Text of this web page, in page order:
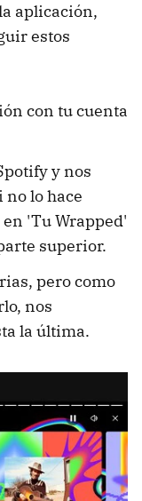
aplicación,
estos
con tu cuenta
y nos
no lo hace
'Tu Wrapped'
superior.
pero como
nos
la última.